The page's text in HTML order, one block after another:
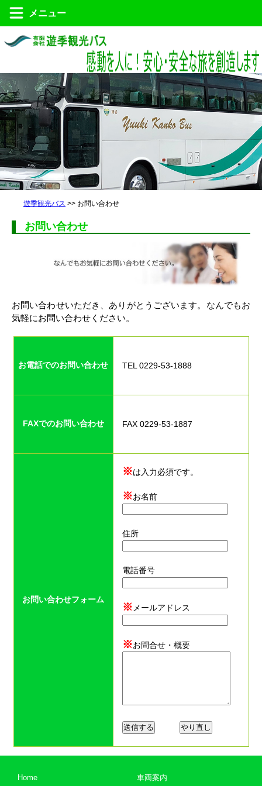
メニュー
遊季観光バス >> お問い合わせ
お問い合わせ
お問い合わせいただき、ありがとうございます。なんでもお
気軽にお問い合わせください。
お電話でのお問い合わせ TEL 0229-53-1888
FAXでのお問い合わせ FAX 0229-53-1887
お問い合わせフォーム
※は入力必須です。
※お名前
住所
電話番号
※ メールアドレス
※お問合せ・概要
Home 車両案内